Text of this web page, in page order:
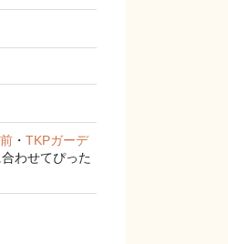
・ TKPガーデ
わせてぴった